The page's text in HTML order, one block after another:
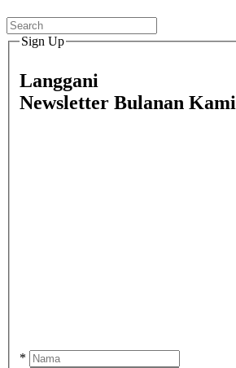
Sign Up
Langgani
Newsletter Bulanan Kami
*